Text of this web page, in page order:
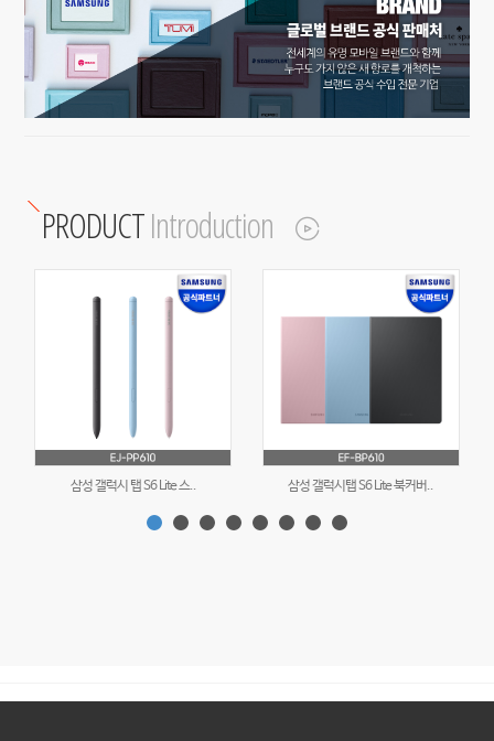
PRODUCTIntroduction
삼성 갤럭시 탭 S6 Lite 스.. 삼성 갤럭시탭 S6 Lite 북커버..